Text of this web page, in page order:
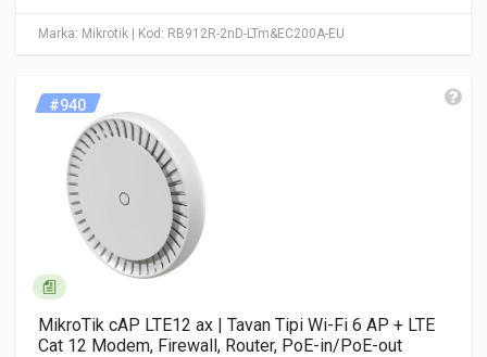
Marka: Mikrotik | Kod: RB912R-2nD-LTm&EC200A-EU
#940
MikroTik cAP LTE12 ax | Tavan Tipi Wi-Fi 6 AP + LTE
Cat 12 Modem, Firewall, Router, PoE-in/PoE-out